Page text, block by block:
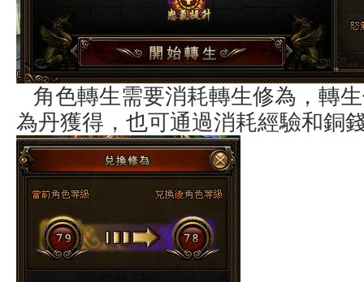
角色轉生需要消耗轉生修為，轉
為丹獲得，也可通過消耗經驗和銅